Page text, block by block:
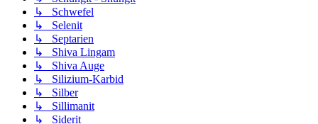
↳ Schwefel
↳ Selenit
↳ Septarien
↳ Shiva Lingam
↳ Shiva Auge
↳ Silizium-Karbid
↳ Silber
↳ Sillimanit
↳ Siderit